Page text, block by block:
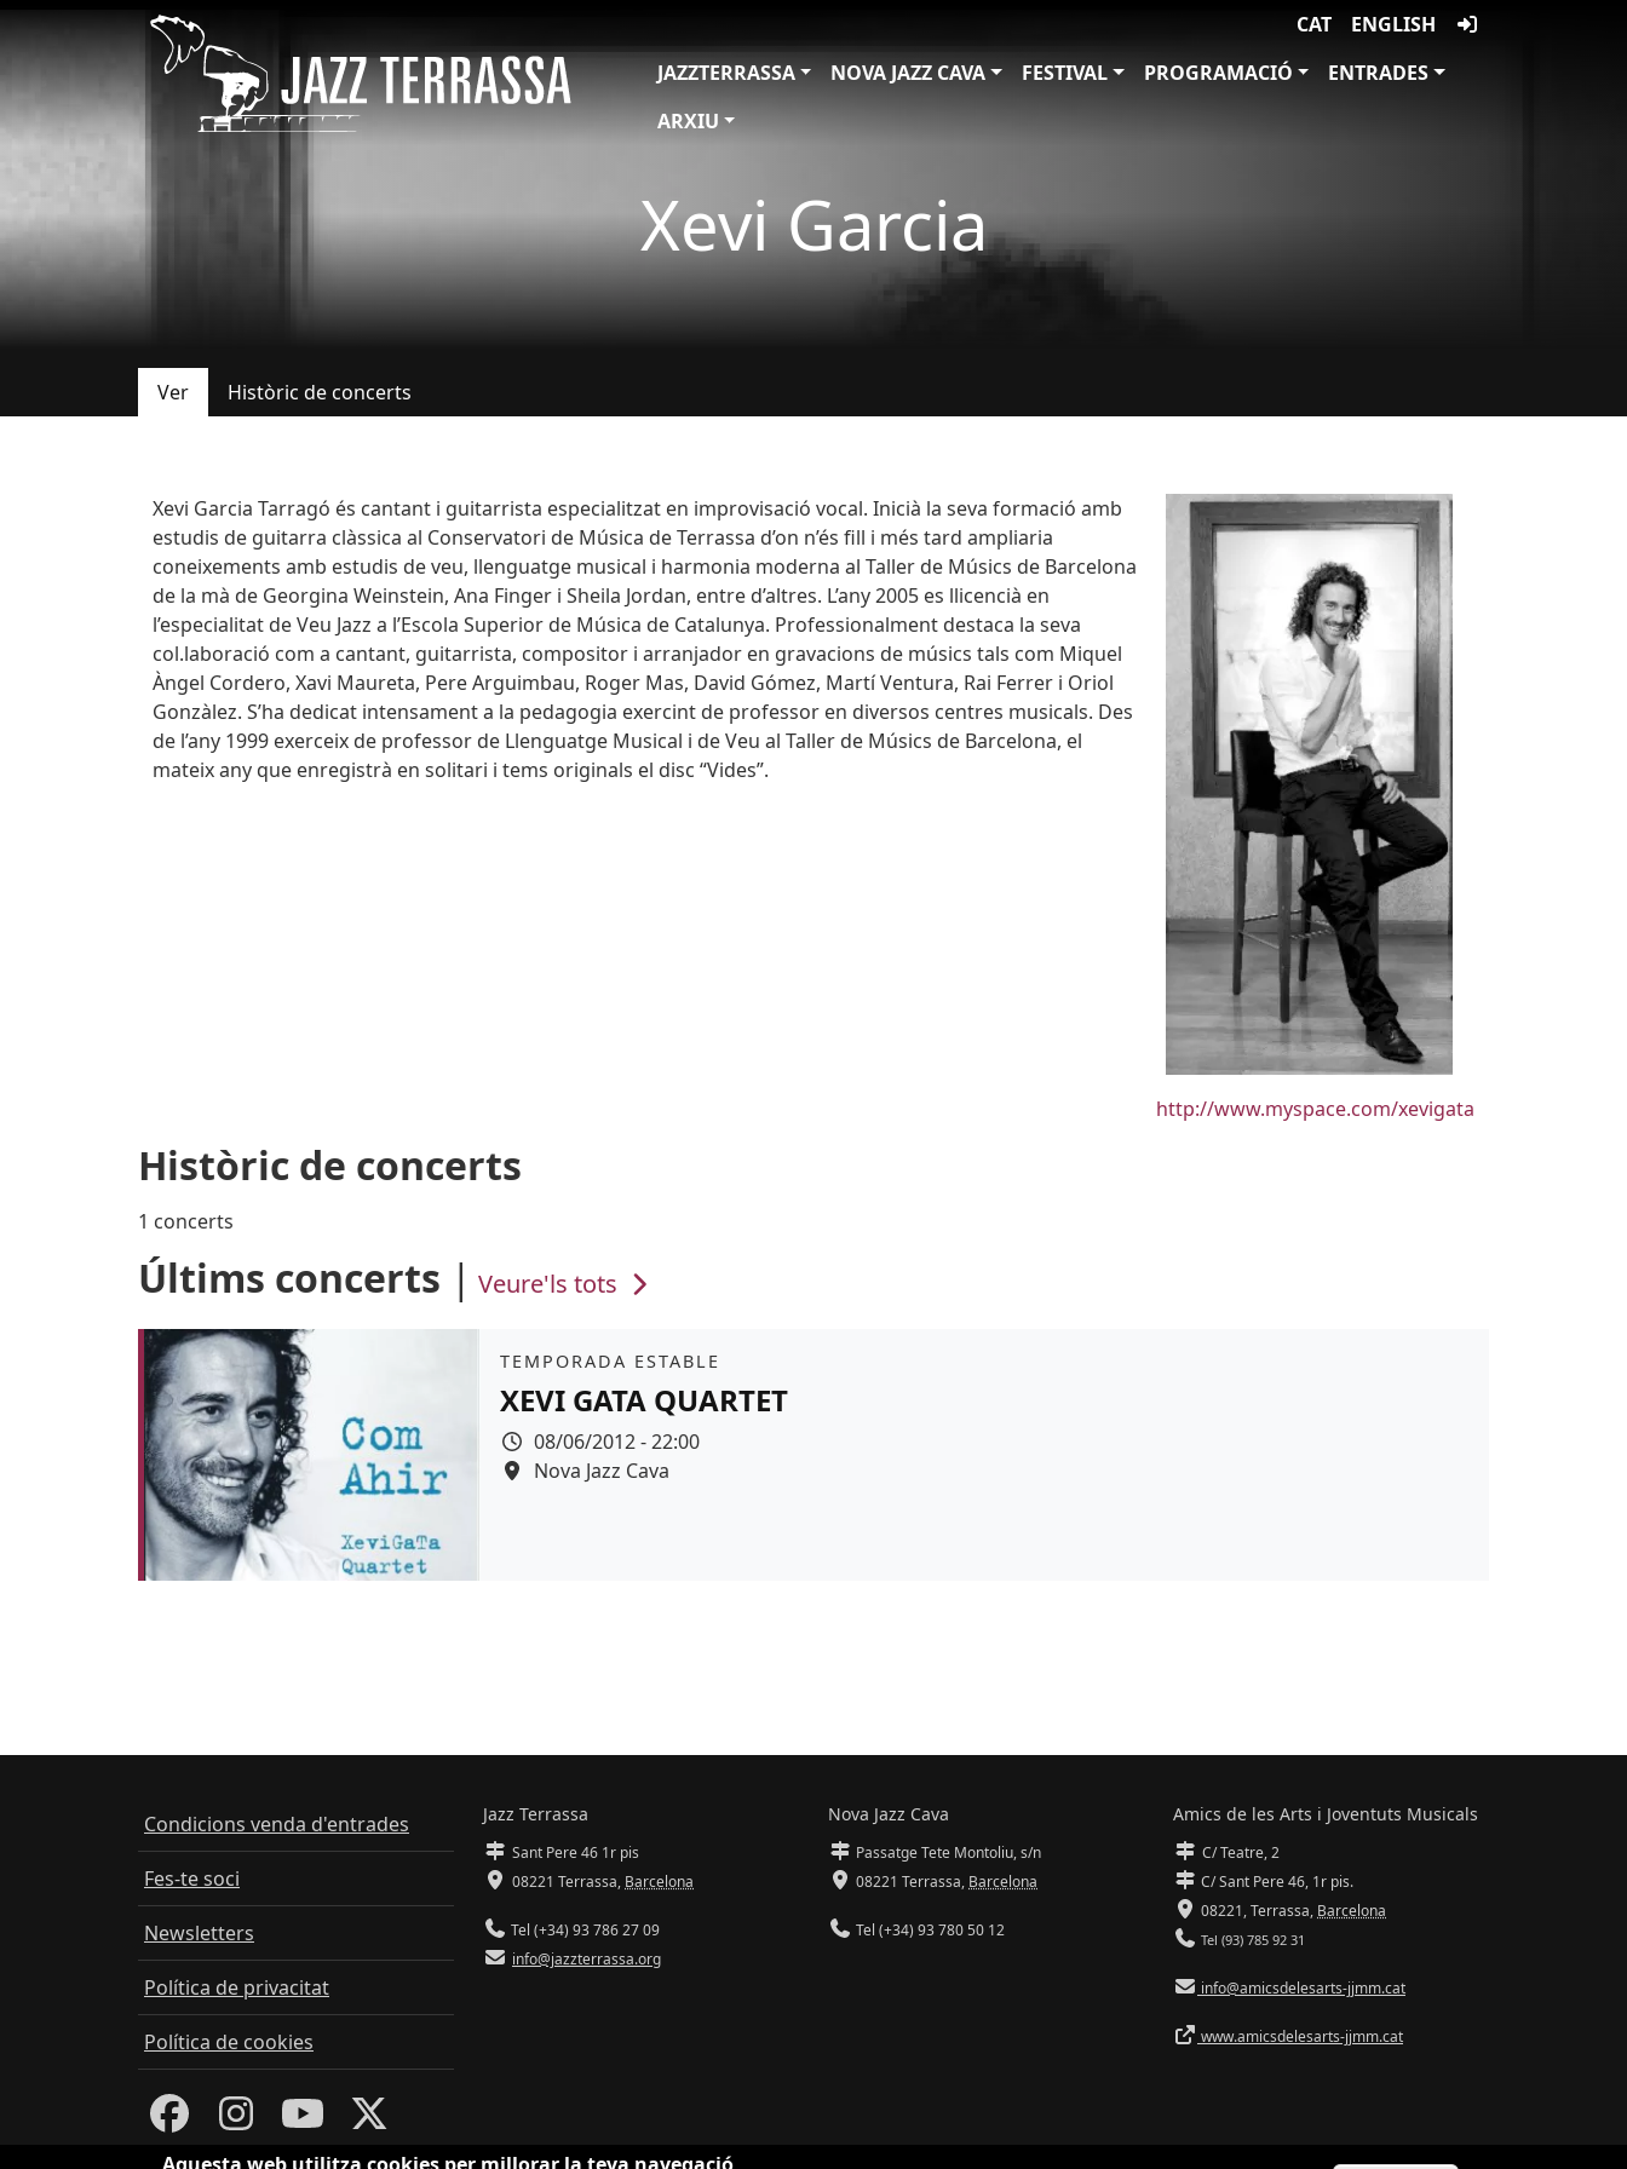
Pasar al contenido principal CAT
ENGLISH
JAZZTERRASSA
NOVA JAZZ CAVA FESTIVAL PROGRAMACIÓ
ENTRADES
ARXIU
Xevi Garcia
Solapas principales
Ver Històric de concerts
Bio
Xevi Garcia Tarragó és cantant i guitarrista especialitzat en improvisació vocal. Inicià la seva formació amb
estudis de guitarra clàssica al Conservatori de Música de Terrassa d’on n’és fill i més tard ampliaria
coneixements amb estudis de veu, llenguatge musical i harmonia moderna al Taller de Músics de Barcelona
de la mà de Georgina Weinstein, Ana Finger i Sheila Jordan, entre d’altres. L’any 2005 es llicencià en
l’especialitat de Veu Jazz a l’Escola Superior de Música de Catalunya. Professionalment destaca la seva
col.laboració com a cantant, guitarrista, compositor i arranjador en gravacions de músics tals com Miquel
Àngel Cordero, Xavi Maureta, Pere Arguimbau, Roger Mas, David Gómez, Martí Ventura, Rai Ferrer i Oriol
Gonzàlez. S’ha dedicat intensament a la pedagogia exercint de professor en diversos centres musicals. Des
de l’any 1999 exerceix de professor de Llenguatge Musical i de Veu al Taller de Músics de Barcelona, el
mateix any que enregistrà en solitari i tems originals el disc “Vides”.
Imatges
Imagen
URL
http://www.myspace.com/xevigata
Històric de concerts
1 concerts
Últims concerts Veure'ls tots
Àmbit
TEMPORADA ESTABLE
XEVI GATA QUARTET
Data
08/06/2012 - 22:00
Espai
Nova Jazz Cava
Condicions venda d'entrades
Fes-te soci
Newsletters
Política de privacitat
Política de cookies
Jazz Terrassa
Sant Pere 46 1r pis
08221 Terrassa, Barcelona
Tel (+34) 93 786 27 09
info@jazzterrassa.org
Nova Jazz Cava
Passatge Tete Montoliu, s/n
08221 Terrassa, Barcelona
Tel (+34) 93 780 50 12
Amics de les Arts i Joventuts Musicals
C/ Teatre, 2
C/ Sant Pere 46, 1r pis.
08221,Terrassa, Barcelona
Tel (93) 785 92 31
info@amicsdelesarts-jjmm.cat
www.amicsdelesarts-jjmm.cat